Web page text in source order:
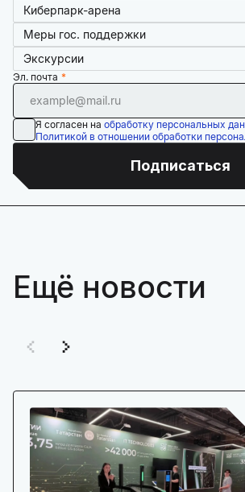
Киберпарк-арена
Меры гос. поддержки
Экскурсии
Эл. почта
Я согласен на обработку персональных
Политикой в отношении обработки
Подписаться
Ещё новости